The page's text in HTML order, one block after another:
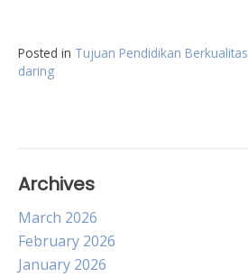
Posted in Tujuan Pendidikan Berkualitas
daring
Archives
March 2026
February 2026
January 2026